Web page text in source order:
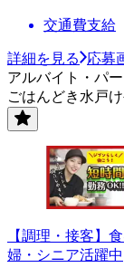
交通費支給
詳細を見る
応募
アルバイト・パー
ごはんどき水戸
【調理・接客】
婦・シニア活躍中